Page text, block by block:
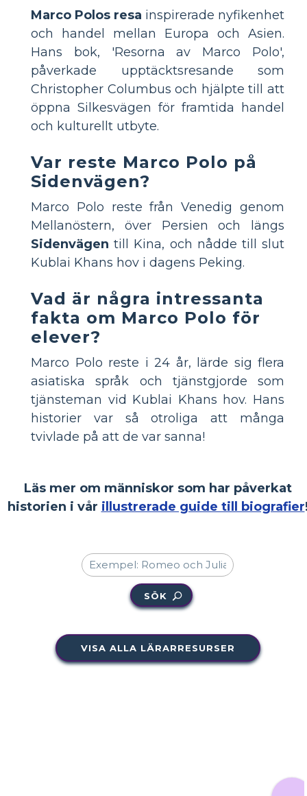
Marco Polos resa inspirerade nyfikenhet
och handel mellan Europa och Asien.
Hans bok, 'Resorna av Marco Polo',
påverkade upptäcktsresande som
Christopher Columbus och hjälpte till att
öppna Silkesvägen för framtida handel
och kulturellt utbyte.
Var reste Marco Polo på
Sidenvägen?
Marco Polo reste från Venedig genom
Mellanöstern, över Persien och längs
Sidenvägen till Kina, och nådde till slut
Kublai Khans hov i dagens Peking.
Vad är några intressanta
fakta om Marco Polo för
elever?
Marco Polo reste i 24 år, lärde sig flera
asiatiska språk och tjänstgjorde som
tjänsteman vid Kublai Khans hov. Hans
historier var så otroliga att många
tvivlade på att de var sanna!
Läs mer om människor som har påverkat
historien i vår illustrerade guide till biografier
SÖK
VISA ALLA LÄRARRESURSER